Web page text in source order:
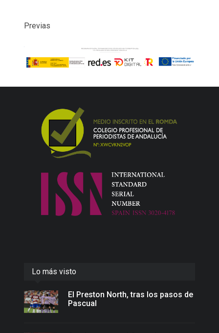
Previas
Lo más visto
El Preston North, tras los pasos de
Pascual